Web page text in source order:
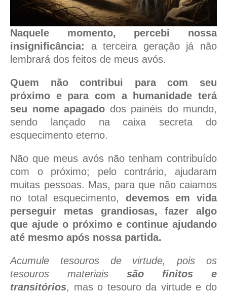
Naquele momento, percebi nossa
insignificância: a terceira geração já não
lembrará dos feitos de meus avós.
Quem não contribui para com seu
próximo e para com a humanidade terá
seu nome apagado dos painéis do mundo,
sendo lançado na caixa secreta do
esquecimento eterno.
Não que meus avós não tenham contribuído
com o próximo; pelo contrário, ajudaram
muitas pessoas. Mas, para que não caiamos
no total esquecimento, devemos em vida
perseguir metas grandiosas, fazer algo
que ajude o próximo e continue ajudando
até mesmo após nossa partida.
Acumule tesouros de virtude, pois os
tesouros materiais são finitos e
transitórios, mas o tesouro da virtude e do